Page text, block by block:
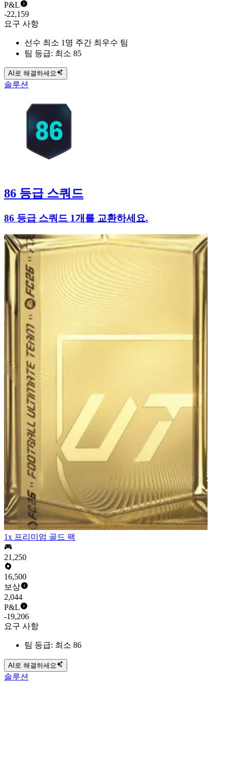
P&L
-22,159
요구 사항
선수 최소 1명 주간 최우수 팀
팀 등급: 최소 85
AI로 해결하세요
솔루션
86 등급 스쿼드
86 등급 스쿼드 1개를 교환하세요.
1x 프리미엄 골드 팩
21,250
16,500
보상
2,044
P&L
-19,206
요구 사항
팀 등급: 최소 86
AI로 해결하세요
솔루션